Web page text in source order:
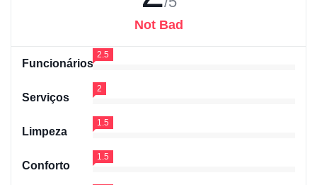
Not Bad
Funcionários
2.5
Serviços
2
Limpeza
1.5
Conforto
1.5